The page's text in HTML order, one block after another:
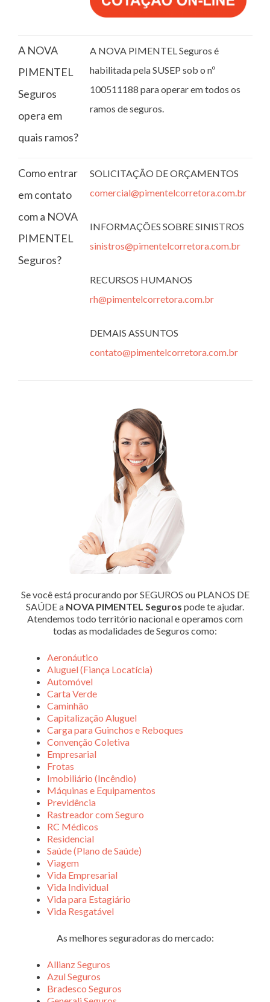
A NOVA
PIMENTEL
Seguros
opera em
quais ramos?
A NOVA PIMENTEL Seguros é
habilitada pela SUSEP sob o nº
100511188 para operar em todos os
ramos de seguros.
Como entrar
em contato
com a NOVA
PIMENTEL
Seguros?
SOLICITAÇÃO DE ORÇAMENTOS
comercial@pimentelcorretora.com.br
INFORMAÇÕES SOBRE SINISTROS
sinistros@pimentelcorretora.com.br
RECURSOS HUMANOS
rh@pimentelcorretora.com.br
DEMAIS ASSUNTOS
contato@pimentelcorretora.com.br
Se você está procurando por SEGUROS ou PLANOS DE
SAÚDE a NOVA PIMENTEL Seguros pode te ajudar.
Atendemos todo território nacional e operamos com
todas as modalidades de Seguros como:
Aeronáutico
Aluguel (Fiança Locatícia)
Automóvel
Carta Verde
Caminhão
Capitalização Aluguel
Carga para Guinchos e Reboques
Convenção Coletiva
Empresarial
Frotas
Imobiliário (Incêndio)
Máquinas e Equipamentos
Previdência
Rastreador com Seguro
RC Médicos
Residencial
Saúde (Plano de Saúde)
Viagem
Vida Empresarial
Vida Individual
Vida para Estagiário
Vida Resgatável
As melhores seguradoras do mercado:
Allianz Seguros
Azul Seguros
Bradesco Seguros